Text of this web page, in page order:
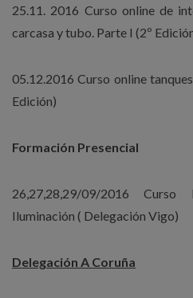
25.11. 2016 Curso online de
carcasa y tubo. Parte I (2º
05.12.2016 Curso online
Edición)
Formación Presencial
26,27,28,29/09/2016
Iluminación ( Delegación Vigo)
Delegación A Coruña